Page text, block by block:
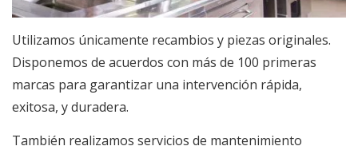
Utilizamos únicamente recambios y piezas originales.
Disponemos de acuerdos con más de 100 primeras
marcas para garantizar una intervención rápida,
exitosa, y duradera.
También realizamos servicios de mantenimiento